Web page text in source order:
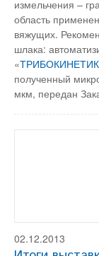
измельчения –
область
вяжущих.
шлака:
«
полученный
мкм, передан
02.12.2013